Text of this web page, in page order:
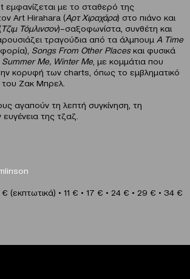
με το σταθερό της
Art Hirahara (Αρτ Χιραχάρα) στο πιάνο και
Τζιμ Τόμλινσον)–σαξοφωνίστα, συνθέτη και
τραγούδια από τα άλμπουμ A Time
Songs From Other Placesκαι φυσικά
Summer Me, Winter Me, με κομμάτια που
κορυφή των charts, όπως το εμβληματικό
Ζακ Μπρελ.
αγαπούν τη λεπτή συγκίνηση, τη
ευγένεια της τζαζ.
€ (εκπτωτικά) • 11 € • 17 € • 24 € • 29 € • 34 €